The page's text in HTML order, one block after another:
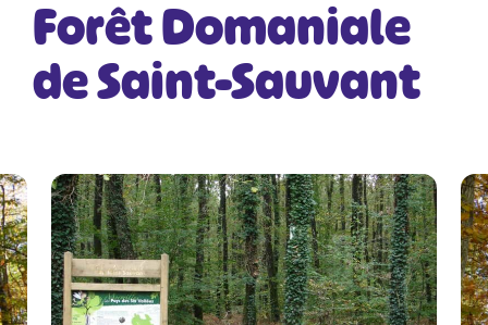
Forêt Domaniale
de Saint-Sauvant